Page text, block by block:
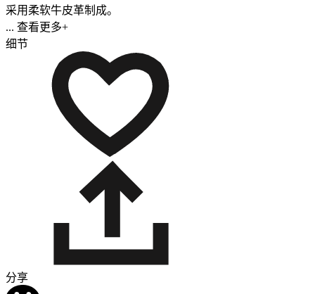
采用柔软牛皮革制成。
... 查看更多+
细节
分享